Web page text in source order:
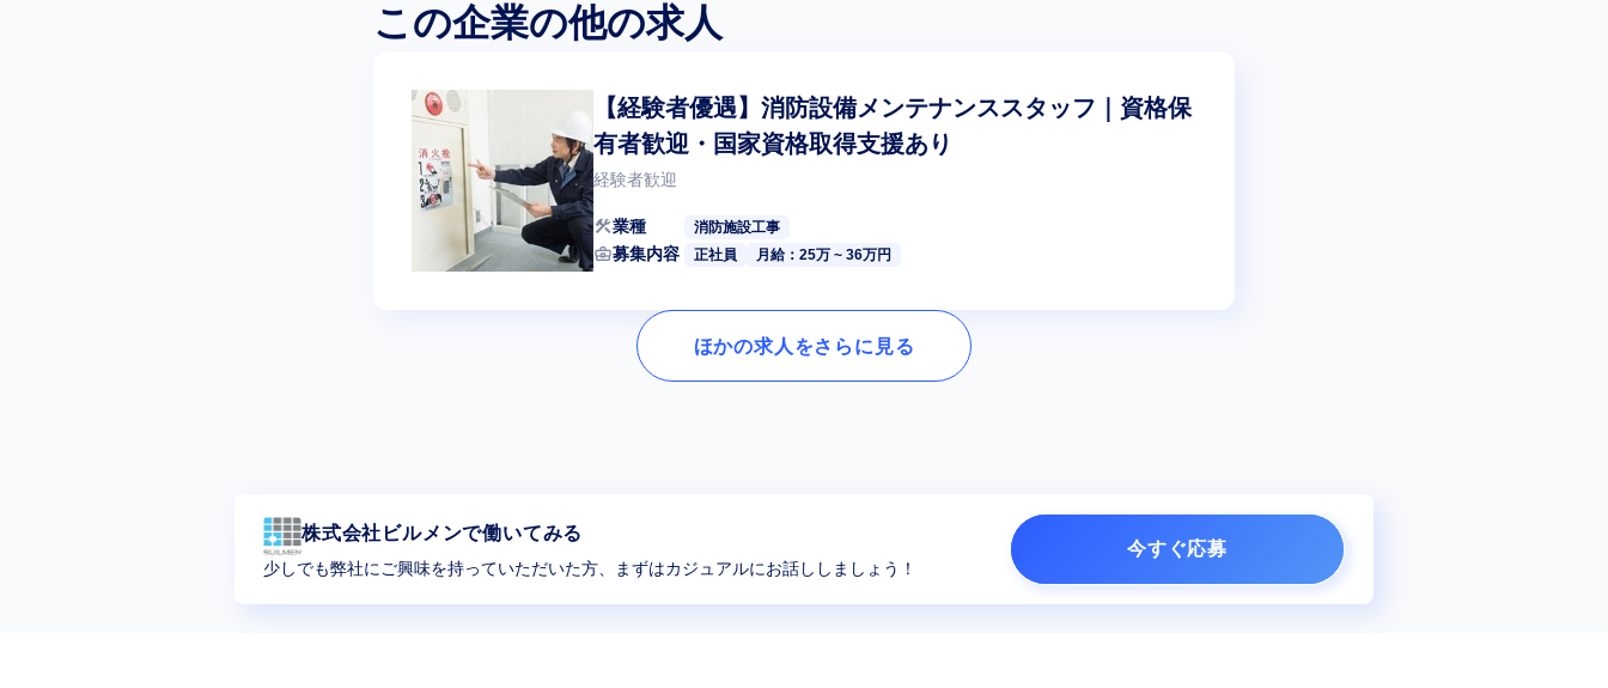
この企業の他の求人
【経験者優遇】消防設備メンテナンススタッフ｜資格保
有者歓迎・国家資格取得支援あり
経験者歓迎
construction業種 消防施設工事
business_center募集内容 正社員 月給：25万 ~ 36万円
ほかの求人をさらに見る
株式会社ビルメンで働いてみる
少しでも弊社にご興味を持っていただいた方、まずはカジュアルにお話ししましょう！
今すぐ応募